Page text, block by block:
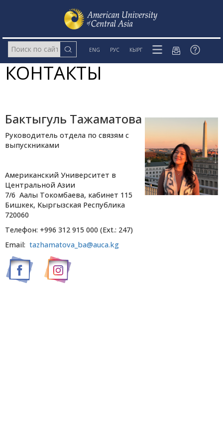
ENG РУС КЫРГ
КОНТАКТЫ
Бактыгуль Тажаматова
Руководитель отдела по связям с
выпускниками
Американский Университет в
Центральной Азии
7/6 Аалы Токомбаева, кабинет 115
Бишкек, Kыргызская Республика
720060
Телефон: +996 312 915 000 (Ext.: 247)
Email: tazhamatova_ba@auca.kg